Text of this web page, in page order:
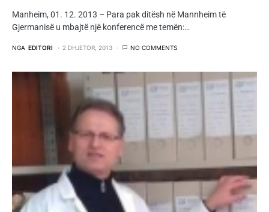
Manheim, 01. 12. 2013 – Para pak ditësh në Mannheim të
Gjermanisë u mbajtë një konferencë me temën:…
NGA EDITORI 2 DHJETOR, 2013 NO COMMENTS